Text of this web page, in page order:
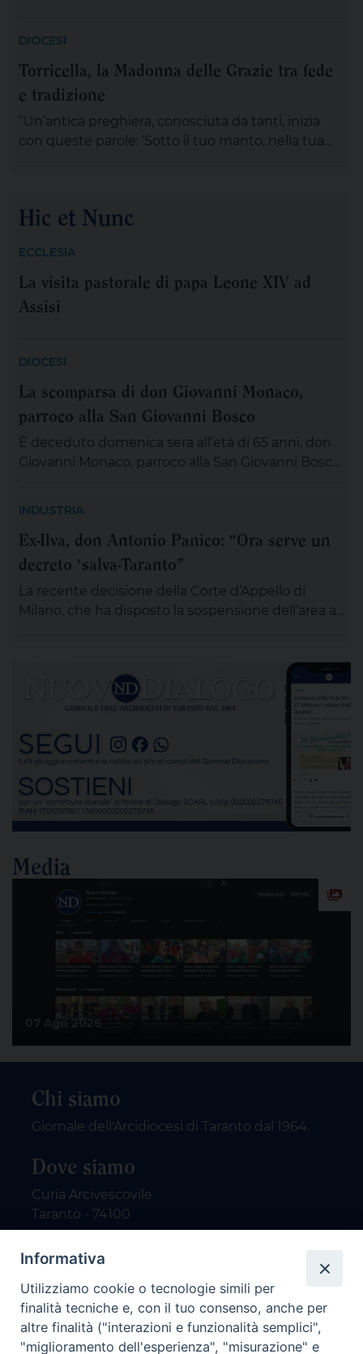
DIOCESI
Torricella, la Madonna delle Grazie tra fede
e tradizione
“Un’antica preghiera, conosciuta da tanti, inizia
con queste parole: ‘Sotto il tuo manto, nella tua
Grazie, compatrona di Torricella. Abbiamo certezza
tanta sofferenza e […]
Hic et Nunc
ECCLESIA
La visita pastorale di papa Leone XIV ad
Assisi
DIOCESI
La scomparsa di don Giovanni Monaco,
parroco alla San Giovanni Bosco
È deceduto domenica sera all’età di 65 anni, don
Giovanni Monaco, parroco alla San Giovanni Bosco.
preghiera e rendergli un ultimo saluto. Alle ore 20
ci si ritroverà come Comunità educativa pastorale
INDUSTRIA
Ex-Ilva, don Antonio Panico: “Ora serve un
decreto ‘salva-Taranto”
La recente decisione della Corte d’Appello di
Milano, che ha disposto la sospensione dell’area a
alla completa bonifica dell’amianto e alla riduzione
delle emissioni di polveri sottili, rappresenta un
passaggio destinato a segnare la lunga vicenda
dello stabilimento siderurgico. Una pronuncia che
[…]
Media
Chi siamo
Giornale dell'Arcidiocesi di Taranto dal 1964.
Dove siamo
Curia Arcivescovile
Taranto - 74100
Contatti
email: redazione@nuovodialogo.com
marketing@nuovodialogo.com
tel: 0994525780
Informativa
Utilizziamo cookie o tecnologie simili per
finalità tecniche e, con il tuo consenso, anche per
altre finalità ("interazioni e funzionalità semplici",
"miglioramento dell'esperienza", "misurazione" e